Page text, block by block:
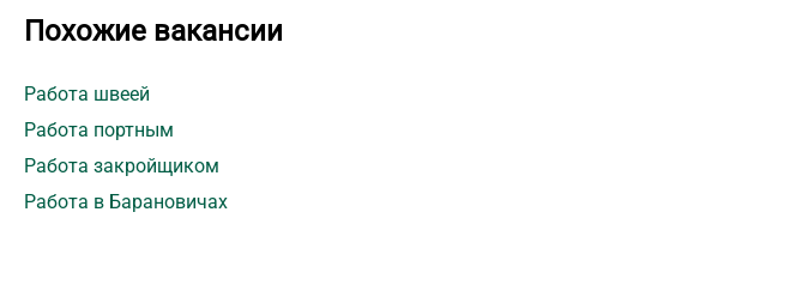
Похожие вакансии
Работа швеей
Работа портным
Работа закройщиком
Работа в Барановичах